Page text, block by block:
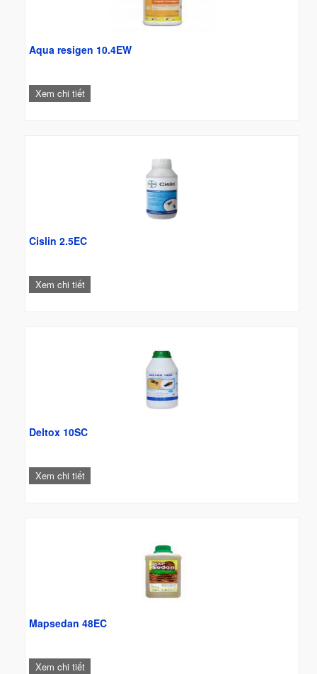
Aqua resigen 10.4EW
Xem chi tiết
Cislin 2.5EC
Xem chi tiết
Deltox 10SC
Xem chi tiết
Mapsedan 48EC
Xem chi tiết